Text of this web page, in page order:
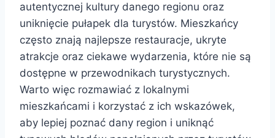
autentycznej kultury danego regionu oraz
uniknięcie pułapek dla turystów. Mieszkańcy
często znają najlepsze restauracje, ukryte
atrakcje oraz ciekawe wydarzenia, które nie są
dostępne w przewodnikach turystycznych.
Warto więc rozmawiać z lokalnymi
mieszkańcami i korzystać z ich wskazówek,
aby lepiej poznać dany region i uniknąć